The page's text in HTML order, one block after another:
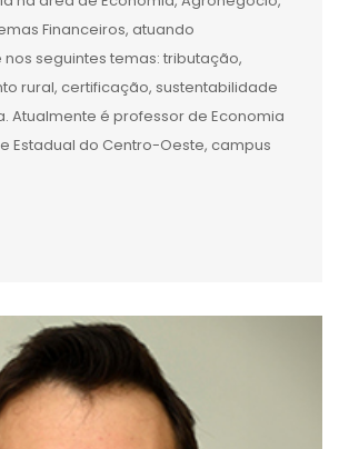
Financeiros, atuando
seguintes temas: tributação,
rural, certificação, sustentabilidade
Atualmente é professor de Economia
Estadual do Centro-Oeste, campus